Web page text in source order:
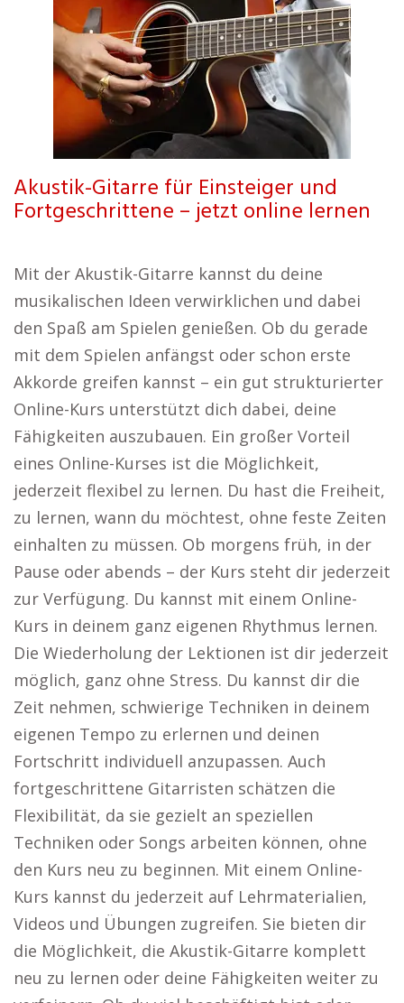
Akustik-Gitarre für Einsteiger und
Fortgeschrittene – jetzt online lernen
Mit der Akustik-Gitarre kannst du deine
musikalischen Ideen verwirklichen und dabei
den Spaß am Spielen genießen. Ob du gerade
mit dem Spielen anfängst oder schon erste
Akkorde greifen kannst – ein gut strukturierter
Online-Kurs unterstützt dich dabei, deine
Fähigkeiten auszubauen. Ein großer Vorteil
eines Online-Kurses ist die Möglichkeit,
jederzeit flexibel zu lernen. Du hast die Freiheit,
zu lernen, wann du möchtest, ohne feste Zeiten
einhalten zu müssen. Ob morgens früh, in der
Pause oder abends – der Kurs steht dir jederzeit
zur Verfügung. Du kannst mit einem Online-
Kurs in deinem ganz eigenen Rhythmus lernen.
Die Wiederholung der Lektionen ist dir jederzeit
möglich, ganz ohne Stress. Du kannst dir die
Zeit nehmen, schwierige Techniken in deinem
eigenen Tempo zu erlernen und deinen
Fortschritt individuell anzupassen. Auch
fortgeschrittene Gitarristen schätzen die
Flexibilität, da sie gezielt an speziellen
Techniken oder Songs arbeiten können, ohne
den Kurs neu zu beginnen. Mit einem Online-
Kurs kannst du jederzeit auf Lehrmaterialien,
Videos und Übungen zugreifen. Sie bieten dir
die Möglichkeit, die Akustik-Gitarre komplett
neu zu lernen oder deine Fähigkeiten weiter zu